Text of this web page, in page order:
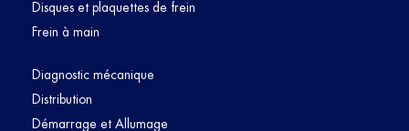
Disques et plaquettes de frein
Frein à main
Diagnostic mécanique
Distribution
Démarrage et Allumage